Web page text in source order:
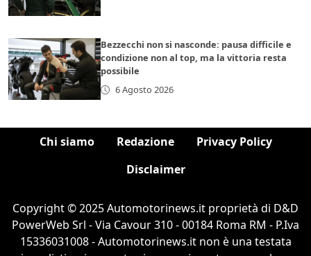
Bezzecchi non si nasconde: pausa difficile e
condizione non al top, ma la vittoria resta
possibile
6 Agosto 2026
Chi siamo Redazione
Privacy Policy
Disclaimer
Copyright © 2025 Automotorinews.it proprietà di D&D
PowerWeb Srl - Via Cavour 310 - 00184 Roma RM - P.Iva
15336031008 - Automotorinews.it non è una testata